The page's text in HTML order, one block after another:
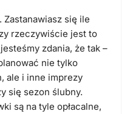
Zastanawiasz się ile
rzeczywiście jest to
zdania, że tak –
nie tylko
ale i inne imprezy
się sezon ślubny.
są na tyle opłacalne,